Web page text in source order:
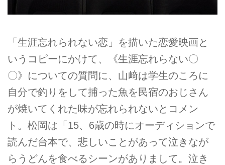
「生涯忘れられない恋」を描いた恋愛映画と
いうコピーにかけて、《生涯忘れらない〇
〇》についての質問に、山﨑は学生のころに
自分で釣りをして捕った魚を民宿のおじさん
が焼いてくれた味が忘れられないとコメン
ト。松岡は「15、6歳の時にオーディションで
読んだ台本で、悲しいことがあって泣きなが
らうどんを食べるシーンがありまして。泣き